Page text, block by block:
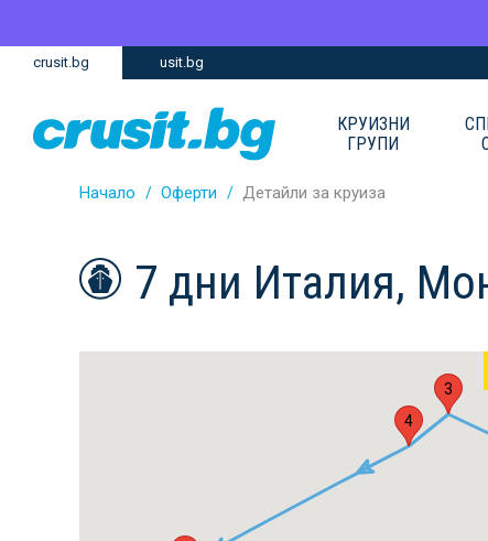
Премини
съдържание
Премини
crusit.bg usit.bg
КРУИЗНИ
ГРУПИ
Начало Оферти Детайли за круиза
7 дни Италия,
3
4